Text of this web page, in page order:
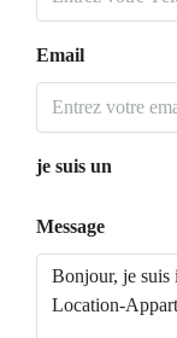
Email
je suis un
Message